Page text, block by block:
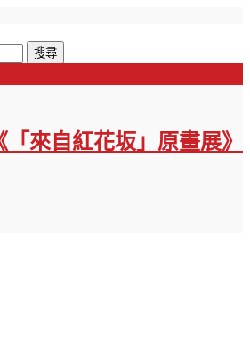
來自紅花坂」原畫展》